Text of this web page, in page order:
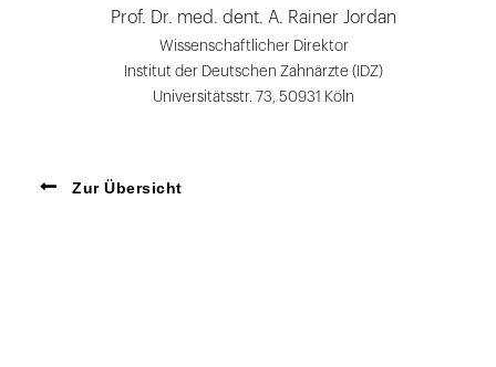
Prof. Dr. med. dent. A. Rainer Jordan
Wissenschaftlicher Direktor
Institut der Deutschen Zahnärzte (IDZ)
Universitätsstr. 73, 50931 Köln
Zur Übersicht